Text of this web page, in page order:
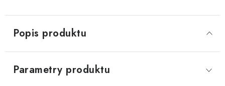
Popis produktu
Parametry produktu